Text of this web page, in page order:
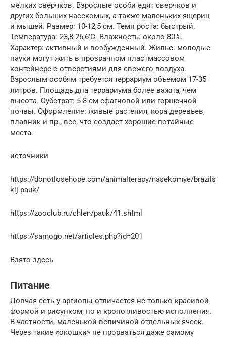
мелких сверчков. Взрослые особи едят сверчков и
других больших насекомых, а также маленьких ящериц
и мышей. Размер: 10-12,5 см. Темп роста: быстрый.
Температура: 23,8-26,6′C. Влажность: около 80%.
Характер: активный и возбужденный. Жилье: молодые
пауки могут жить в прозрачном пластмассовом
контейнере с отверстиями для свежего воздуха.
Взрослым особям требуется террариум объемом 17-35
литров. Площадь дна террариума более важна, чем
высота. Субстрат: 5-8 см сфагновой или горшечной
почвы. Оформление: живые растения, кора деревьев,
плавник и пр., все, что создает хорошие потайные
места.
источники
https://donotlosehope.com/animalterapy/nasekomye/brazils
kij-pauk/
https://zooclub.ru/chlen/pauk/41.shtml
https://samogo.net/articles.php?id=201
Взято здесь
Питание
Ловчая сеть у аргиопы отличается не только красивой
формой и рисунком, но и кропотливостью исполнения.
В частности, маленькой величиной отдельных ячеек.
Через такие «окошки» не прорваться даже самому